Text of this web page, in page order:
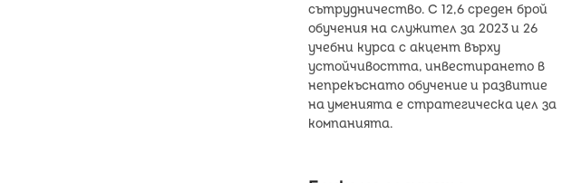
сътрудничество. С 12,6 среден брой
обучения на служител за 2023 и 26
учебни курса с акцент върху
устойчивостта, инвестирането в
непрекъснато обучение и развитие
на уменията е стратегическа цел за
компанията.